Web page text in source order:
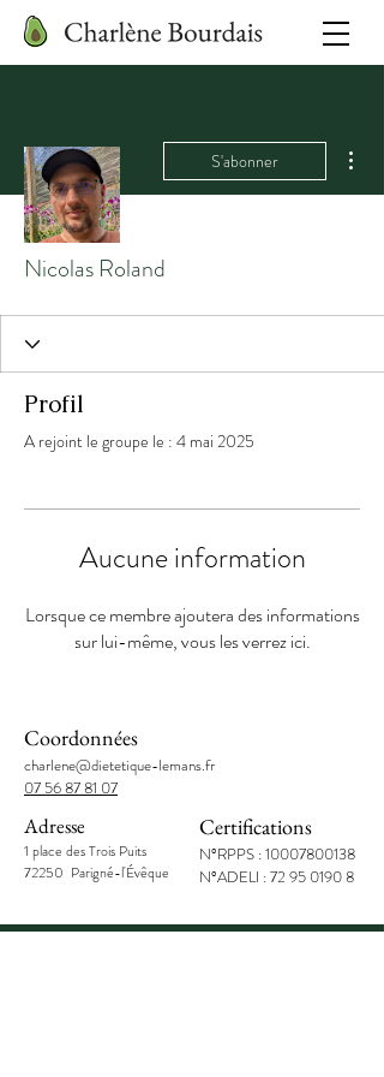
S'abonner
Nicolas Roland
Profil
A rejoint le groupe le : 4 mai 2025
Aucune information
Lorsque ce membre ajoutera des informations
sur lui-même, vous les verrez ici.
Coordonnées
charlene@dietetique-lemans.fr
07 56 87 81 07
Adresse
1 place des Trois Puits
72250 Parigné-l'Évêque
Certifications
N°RPPS :10007800138
N°ADELI :72 95 0190 8